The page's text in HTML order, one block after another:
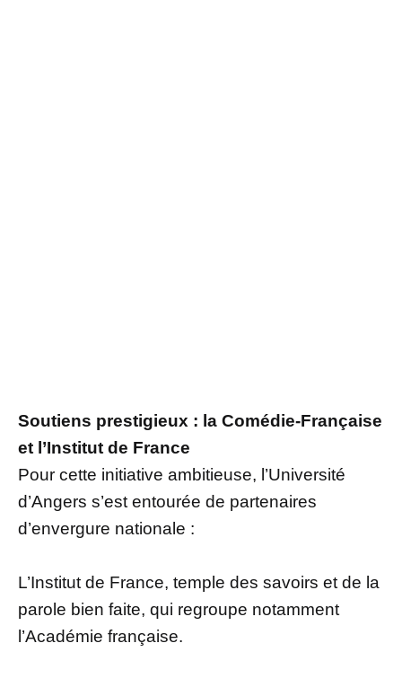
Soutiens prestigieux : la Comédie-Française
et l’Institut de France
Pour cette initiative ambitieuse, l’Université
d’Angers s’est entourée de partenaires
d’envergure nationale :
L’Institut de France, temple des savoirs et de la
parole bien faite, qui regroupe notamment
l’Académie française.